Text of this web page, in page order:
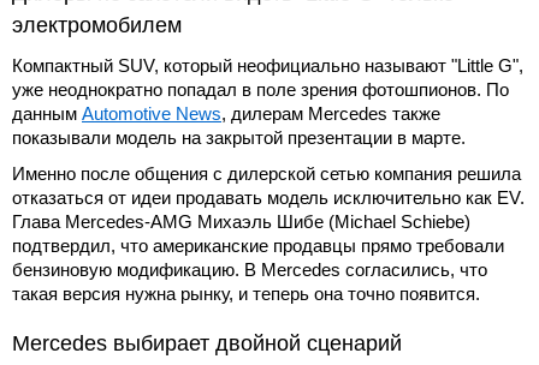
электромобилем
Компактный SUV, который неофициально называют "Little G",
уже неоднократно попадал в поле зрения фотошпионов. По
данным Automotive News, дилерам Mercedes также
показывали модель на закрытой презентации в марте.
Именно после общения с дилерской сетью компания решила
отказаться от идеи продавать модель исключительно как EV.
Глава Mercedes-AMG Михаэль Шибе (Michael Schiebe)
подтвердил, что американские продавцы прямо требовали
бензиновую модификацию. В Mercedes согласились, что
такая версия нужна рынку, и теперь она точно появится.
Mercedes выбирает двойной сценарий